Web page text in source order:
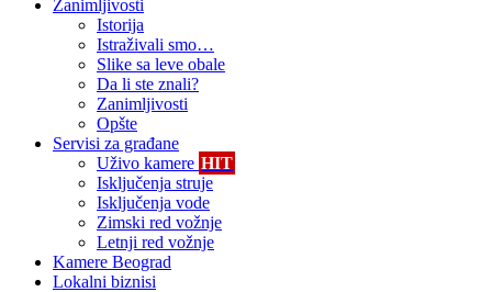
Zanimljivosti
Istorija
Istraživali smo…
Slike sa leve obale
Da li ste znali?
Zanimljivosti
Opšte
Servisi za građane
Uživo kamere HIT
Isključenja struje
Isključenja vode
Zimski red vožnje
Letnji red vožnje
Kamere Beograd
Lokalni biznisi